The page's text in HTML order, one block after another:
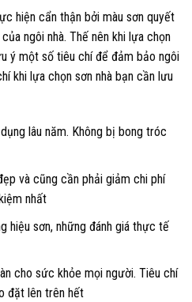
hiện cẩn thận bởi màu sơn quyết
ngôi nhà. Thế nên khi lựa chọn
ý một số tiêu chí để đảm bảo ngôi
khi lựa chọn sơn nhà bạn cần lưu
lâu năm. Không bị bong tróc
và cũng cần phải giảm chi phí
nhất
hiệu sơn, những đánh giá thực tế
cho sức khỏe mọi người. Tiêu chí
đặt lên trên hết